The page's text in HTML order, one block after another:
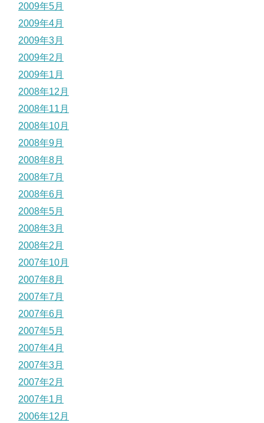
2009年5月
2009年4月
2009年3月
2009年2月
2009年1月
2008年12月
2008年11月
2008年10月
2008年9月
2008年8月
2008年7月
2008年6月
2008年5月
2008年3月
2008年2月
2007年10月
2007年8月
2007年7月
2007年6月
2007年5月
2007年4月
2007年3月
2007年2月
2007年1月
2006年12月